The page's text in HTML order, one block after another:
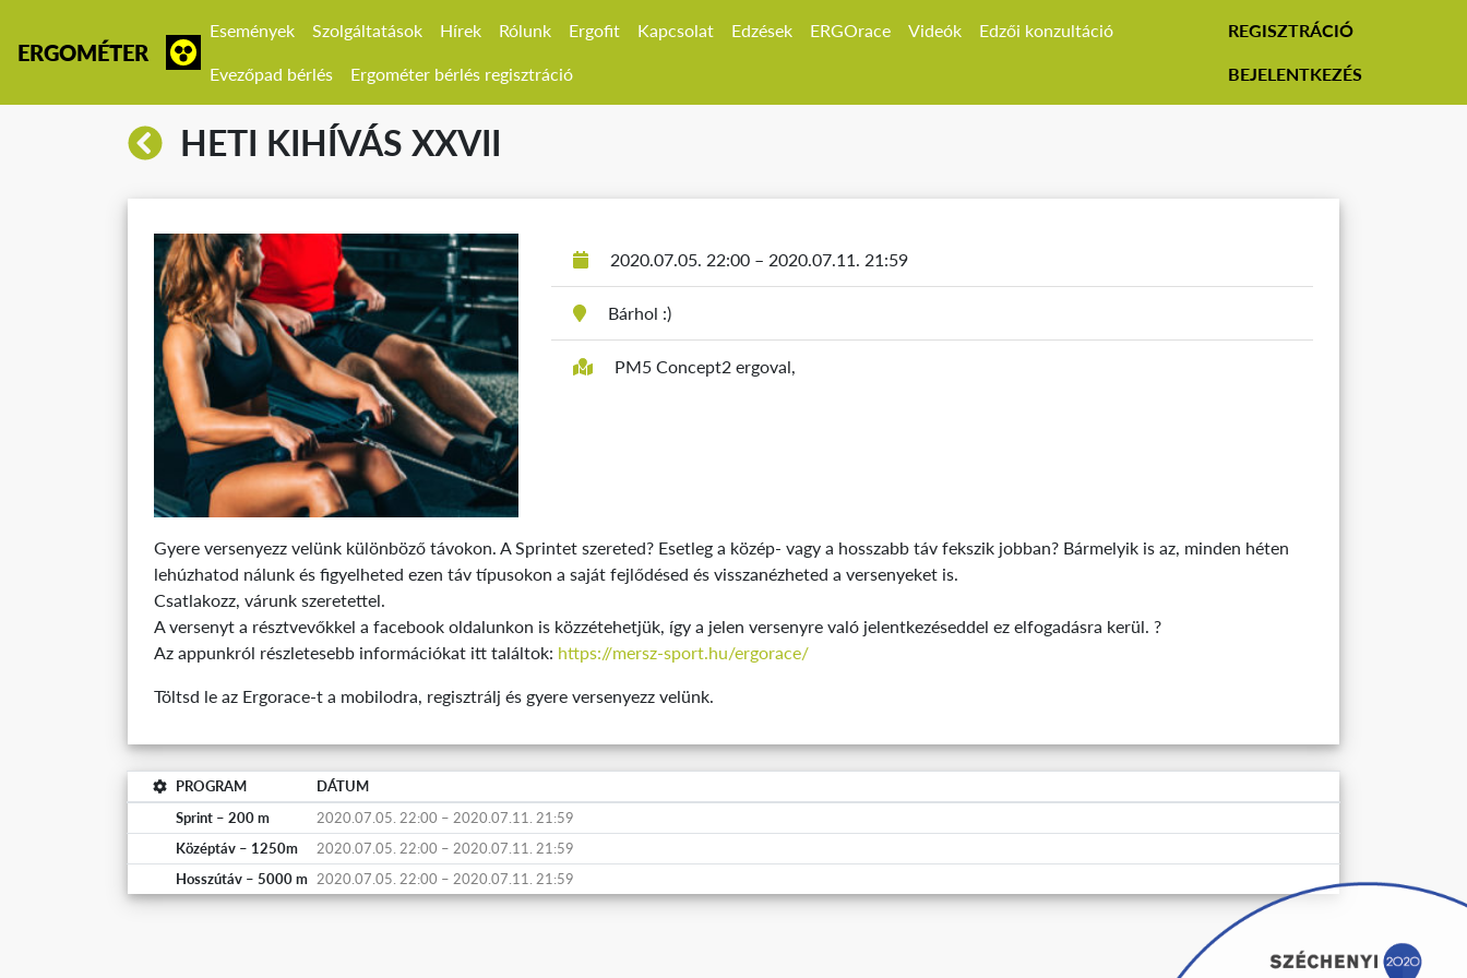
ERGOMÉTER
Események Szolgáltatások Hírek Rólunk Ergofit Kapcsolat Edzések ERGOrace Videók Edzői konzultáció
Evezőpad bérlés Ergométer bérlés regisztráció
REGISZTRÁCIÓ
BEJELENTKEZÉS
HETI KIHÍVÁS XXVII
2020.07.05. 22:00 – 2020.07.11. 21:59
Bárhol :)
PM5 Concept2 ergoval,
Gyere versenyezz velünk különböző távokon. A Sprintet szereted? Esetleg a közép- vagy a hosszabb táv fekszik jobban? Bármelyik is az, minden héten
lehúzhatod nálunk és figyelheted ezen táv típusokon a saját fejlődésed és visszanézheted a versenyeket is.
Csatlakozz, várunk szeretettel.
A versenyt a résztvevőkkel a facebook oldalunkon is közzétehetjük, így a jelen versenyre való jelentkezéseddel ez elfogadásra kerül. ?
Az appunkról részletesebb információkat itt találtok: https://mersz-sport.hu/ergorace/
Töltsd le az Ergorace-t a mobilodra, regisztrálj és gyere versenyezz velünk.
PROGRAM
DÁTUM
Sprint – 200 m
2020.07.05. 22:00 – 2020.07.11. 21:59
Középtáv – 1250m
2020.07.05. 22:00 – 2020.07.11. 21:59
Hosszútáv – 5000 m 2020.07.05. 22:00 – 2020.07.11. 21:59